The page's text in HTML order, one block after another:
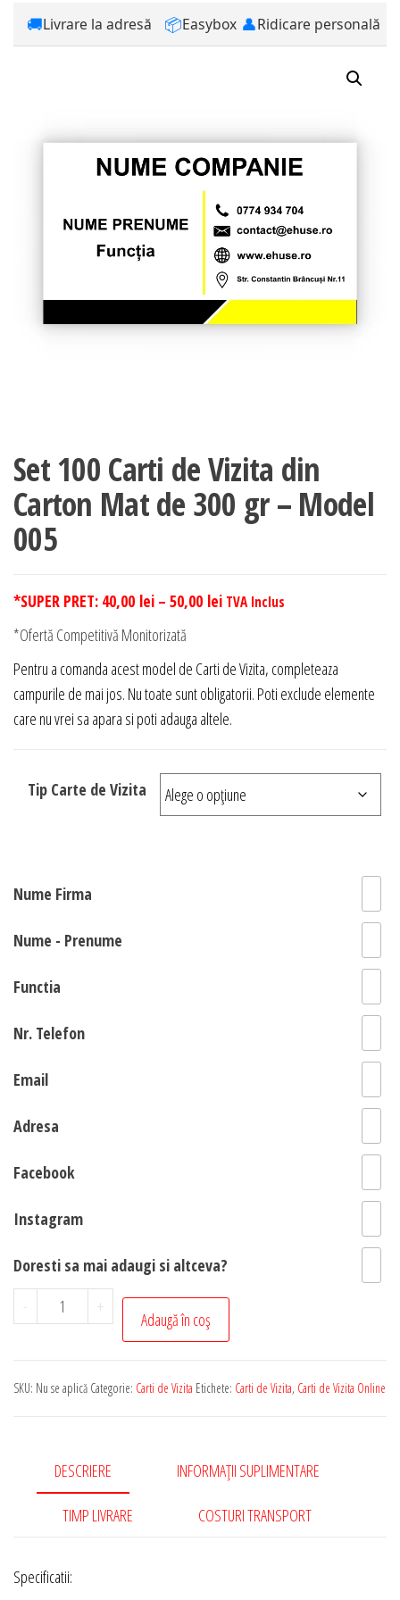
🚚Livrare la adresă 📦Easybox 👤Ridicare personală
Set 100 Carti de Vizita din
Carton Mat de 300 gr – Model
005
*SUPER PRET: 40,00 lei – 50,00 leiInterval
40,00 lei
până
la
TVA Inclus
*Ofertă Competitivă Monitorizată
Pentru a comanda acest model de Carti de Vizita, completeaza
campurile de mai jos. Nu toate sunt obligatorii. Poti exclude elemente
care nu vrei sa apara si poti adauga altele.
Tip Carte de Vizita
Nume Firma
Nume - Prenume
Functia
Nr. Telefon
Email
Adresa
Facebook
Instagram
Doresti sa mai adaugi si altceva?
-
Cantitate
Set
de
Carton
Mat
gr
+
Adaugă în coș
SKU: Nu se aplică Categorie: Carti de Vizita Etichete: Carti de Vizita, Carti de Vizita Online
DESCRIERE INFORMAȚII SUPLIMENTARE
TIMP LIVRARE COSTURI TRANSPORT
Specificatii: